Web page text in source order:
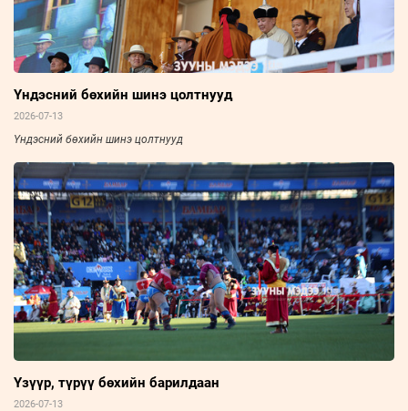
Үндэсний бөхийн шинэ цолтнууд
2026-07-13
Үндэсний бөхийн шинэ цолтнууд
Үзүүр, түрүү бөхийн барилдаан
2026-07-13